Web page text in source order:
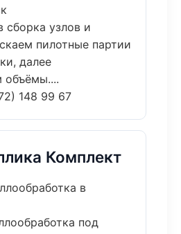
сборка узлов и
пилотные партии
далее
объёмы....
148 99 67
Комплект
в
под